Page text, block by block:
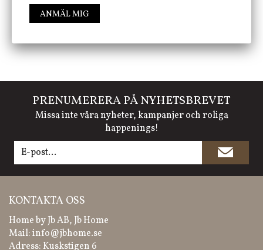
PRENUMERERA PÅ NYHETSBREVET
Missa inte våra nyheter, kampanjer och roliga
happenings!
KONTAKTA OSS
Home by Jb AB, Jb Home
Mail:info@jbhome.se
Adress: Kuskstigen 6
ANMÄL MIG